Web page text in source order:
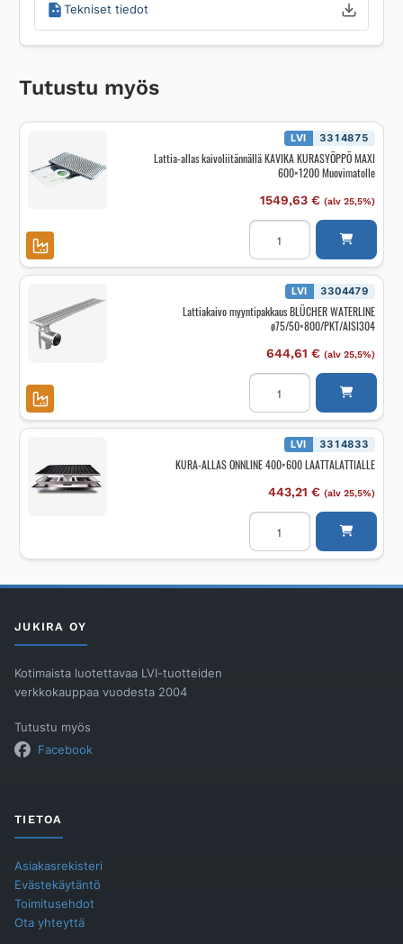
Tekniset tiedot
Tutustu myös
LVI 3314875
Lattia-allas kaivoliitännällä KAVIKA KURASYÖPPÖ MAXI
600×1200 Muovimatolle
1549,63 € (alv 25,5%)
Lattia-
kaivoliitännällä
KAVIKA
KURASYÖPPÖ
600x1200
Muovimatolle
määrä
LVI 3304479
Lattiakaivo myyntipakkaus BLÜCHER WATERLINE
ø75/50×800/PKT/AISI304
644,61 € (alv 25,5%)
Lattiakaivo
myyntipakkaus
BLÜCHER
WATERLINE
ø75/50x800/PKT/AISI304
määrä LVI 3314833
KURA-ALLAS ONNLINE 400×600 LAATTALATTIALLE
443,21 € (alv 25,5%)
KURA-
ALLAS
ONNLINE
400x600
JUKIRA OY
Kotimaista luotettavaa LVI-tuotteiden
verkkokauppaa vuodesta 2004
Tutustu myös
Facebook
TIETOA
Asiakasrekisteri
Evästekäytäntö
Toimitusehdot
Ota yhteyttä